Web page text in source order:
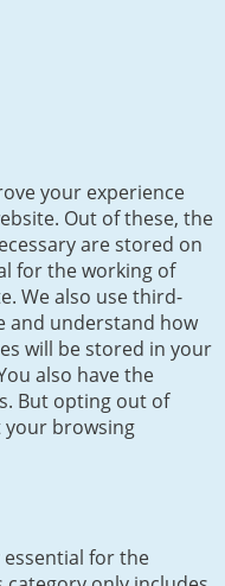
your experience
Out of these, the
are stored on
for the working of
We also use third-
and understand how
will be stored in your
also have the
But opting out of
your browsing
essential for the